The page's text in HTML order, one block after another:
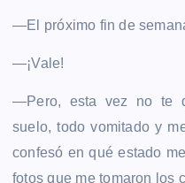
—El próximo fin de
—¡Vale!
—Pero, esta vez no te
suelo, todo vomitado y
confesó en qué estado
fotos que me tomaron los